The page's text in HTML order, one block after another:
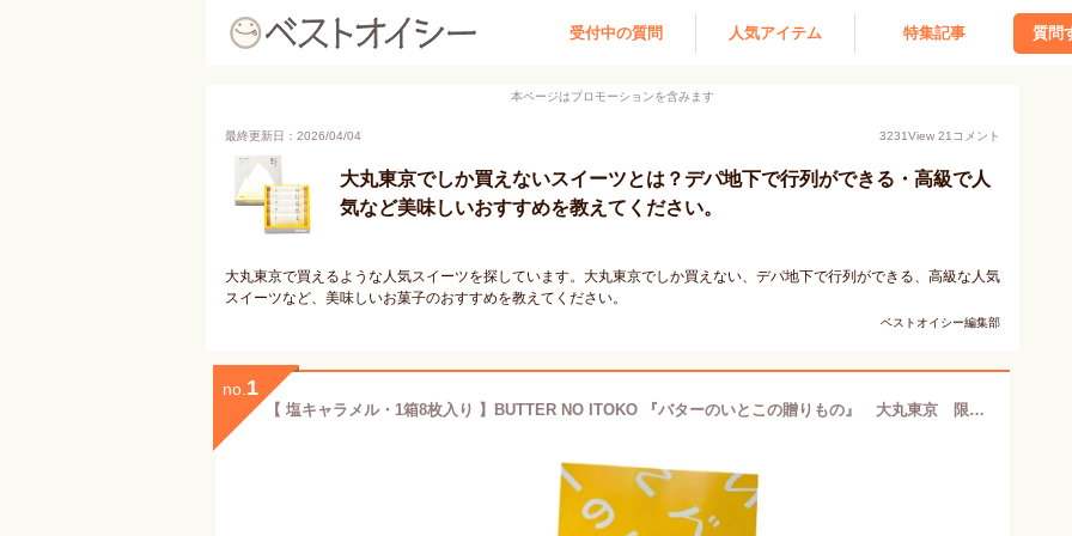
受付中の質問 人気アイテム 特集記事 質問
本ページはプロモーションを含みます
最終更新日：2026/04/04 3231View 21 コメント
大丸東京でしか買えないスイーツとは？デパ地下で行列ができる・高級で人
気など美味しいおすすめを教えてください。
大丸東京で買えるような人気スイーツを探しています。大丸東京でしか買えない、デパ地下で行列ができる、高級な人気
スイーツなど、美味しいお菓子のおすすめを教えてください。
ベストオイシー編集部
no. 1
【 塩キャラメル・1箱8枚入り 】BUTTER NO ITOKO 『バターのいとこの贈りもの』 大丸東京 限定 人気商品 バターのいとこ 手土産 お供え お土産 お歳暮 バレンタイン ホワイトデー 母の日 父の日